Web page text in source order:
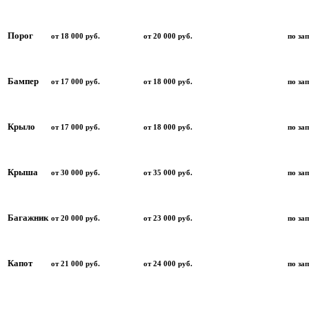
Порог от 18 000 руб. от 20 000 руб. по
Бампер от 17 000 руб. от 18 000 руб. по
Крыло от 17 000 руб. от 18 000 руб. по
Крыша от 30 000 руб. от 35 000 руб. по
Багажник от 20 000 руб. от 23 000 руб. по
Капот от 21 000 руб. от 24 000 руб. по